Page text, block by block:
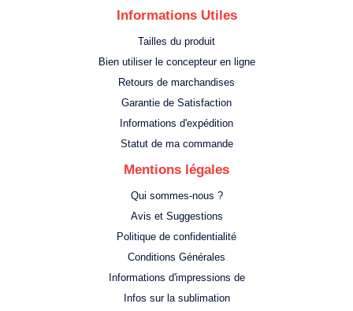
Informations Utiles
Tailles du produit
Bien utiliser le concepteur en ligne
Retours de marchandises
Garantie de Satisfaction
Informations d'expédition
Statut de ma commande
Mentions légales
Qui sommes-nous ?
Avis et Suggestions
Politique de confidentialité
Conditions Générales
Informations d'impressions de
Infos sur la sublimation